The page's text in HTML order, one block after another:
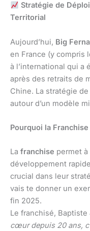
Stratégie de
Territorial
Aujourd’hui, Big
en France (y compris
à l’international qui a
après des retraits de
Chine. La stratégie
autour d’un modèle
Pourquoi la
La franchise permet à
développement
crucial dans leur
vais te donner un
fin 2025.
Le franchisé,
cœur depuis 20 ans,